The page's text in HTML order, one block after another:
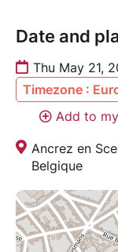
Date and
Thu May 21,
Timezone :
Add to
Ancrez en
Belgique